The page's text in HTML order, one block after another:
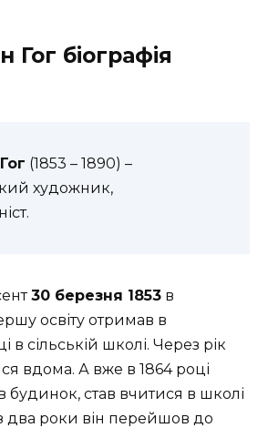
Гог біографія
(1853 – 1890) –
художник,
30 березня 1853 в
освіту отримав в
в сільській школі. Через рік
вдома. А вже в 1864 році
будинок, став вчитися в школі
два роки він перейшов до